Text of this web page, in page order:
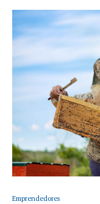
Emprendedores